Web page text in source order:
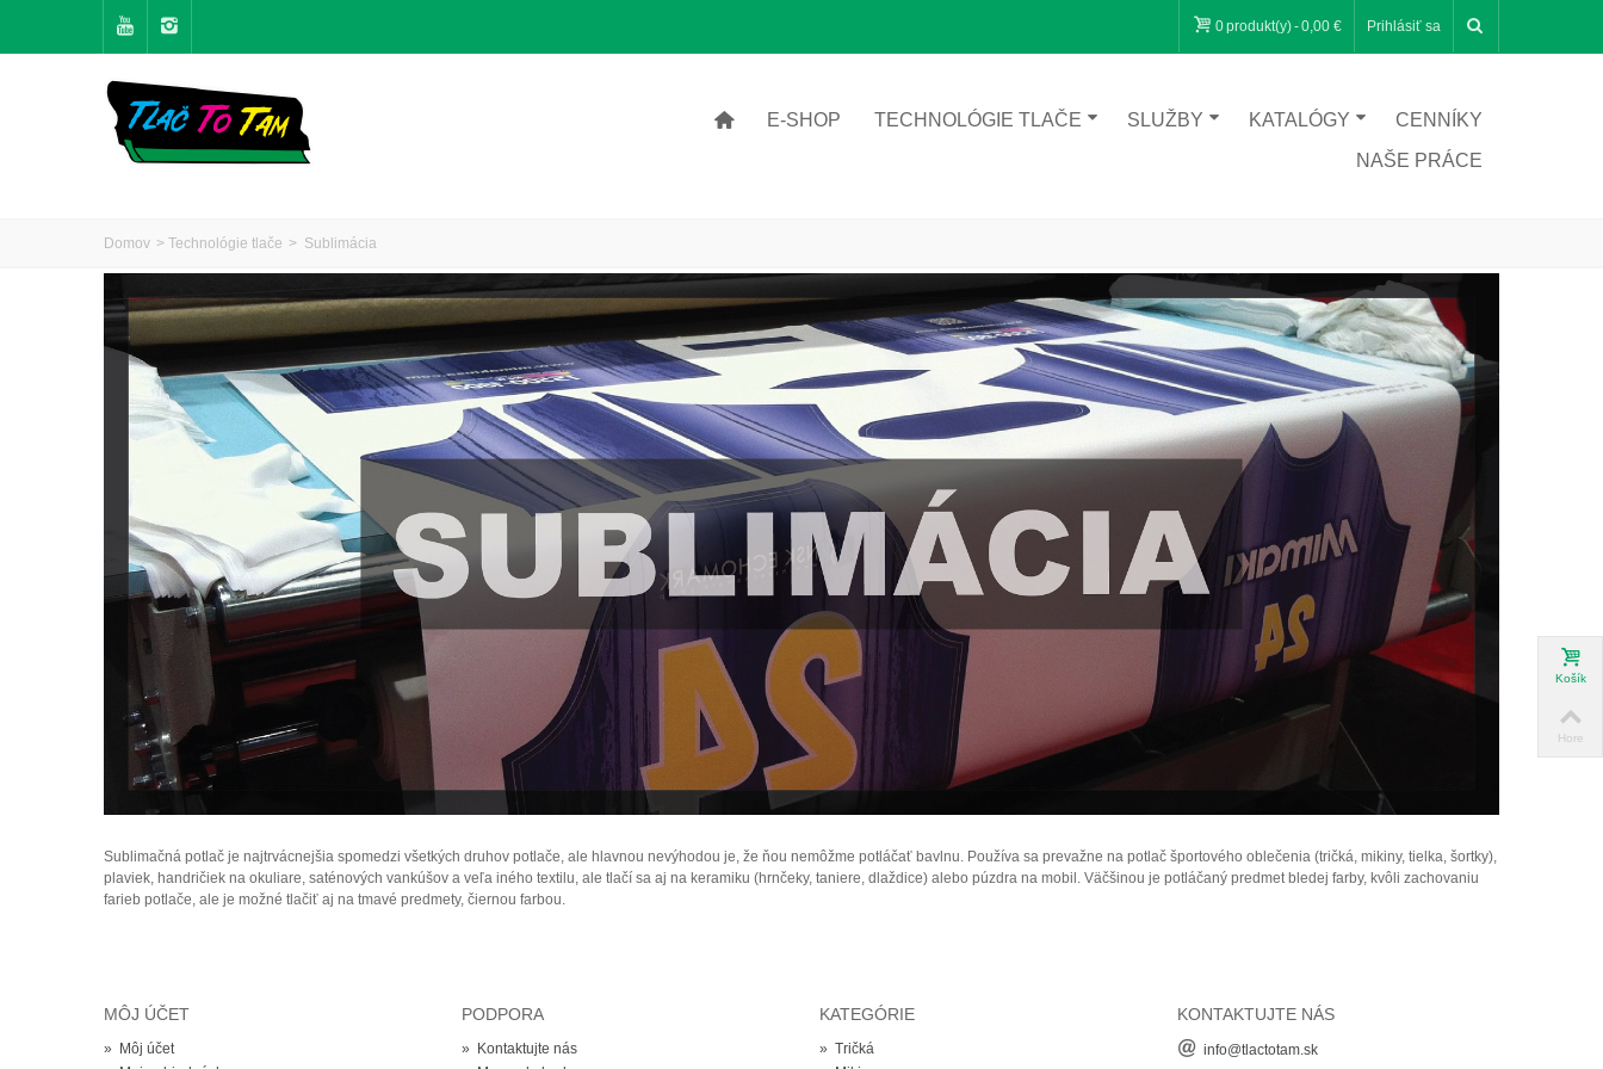
Prihlásiť sa
0produkt(y)-0,00 €
E-SHOP TECHNOLÓGIE TLAČE SLUŽBY KATALÓGY
CENNÍKY
NAŠE PRÁCE
Domov > Technológie tlače > Sublimácia
Sublimačná potlač je najtrvácnejšia spomedzi všetkých druhov potlače, ale hlavnou nevýhodou je, že ňou nemôžme potláčať bavlnu. Používa sa prevažne na potlač športového oblečenia (tričká, mikiny, tielka, šortky),
plaviek, handričiek na okuliare, saténových vankúšov a veľa iného textilu, ale tlačí sa aj na keramiku (hrnčeky, taniere, dlaždice) alebo púzdra na mobil. Väčšinou je potláčaný predmet bledej farby, kvôli zachovaniu
farieb potlače, ale je možné tlačiť aj na tmavé predmety, čiernou farbou.
MÔJ ÚČET
» Môj účet
PODPORA
» Kontaktujte nás
KATEGÓRIE
» Tričká
KONTAKTUJTE NÁS
info@tlactotam.sk
Košík
Hore